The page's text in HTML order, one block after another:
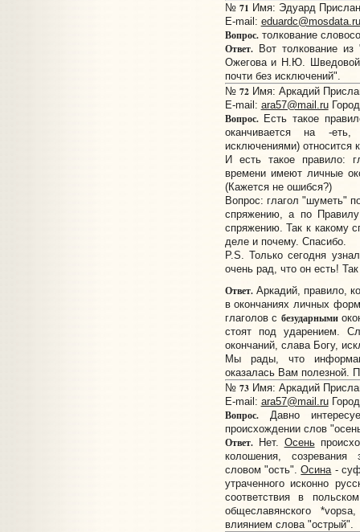
№ 71 Имя: Эдуард
E-mail: eduardc@mosdata.ru
Вопрос.толкование
Ответ.Вот толкование из
Ожегова и Н.Ю.
почти без исключений".
№ 72Имя: Аркадий
E-mail: ara57@mail.ru
Вопрос.Есть такое
оканчивается на -
исключениями) относится
И есть такое правило:
времени имеют личные
(Кажется не ошибся?)
Вопрос: глагол "шуметь"
спряжению, а по
спряжению. Так к какому
деле и почему. Спасибо.
P.S. Только сегодня
очень рад, что он есть!
Ответ.Аркадий, правило,
в окончаниях личных
глаголов с безударными
стоят под ударением.
окончаний, слава Богу,
Мы рады, что
оказалась Вам полезной.
№ 73Имя: Аркадий
E-mail: ara57@mail.ru
Вопрос.Давно
происхождении слов
Ответ.Нет. Осень
колошения, созревания
словом "ость".Осина-
утраченного исконно
соответствия в
общеславянского
влиянием слова "острый".